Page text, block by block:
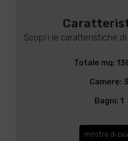
Scopri le caratteristiche
Totale mq:
Camere: 3
Bagni: 1
mostra di più